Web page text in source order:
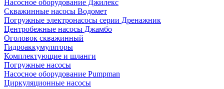
Насосное оборудование Джилекс
Скважинные насосы Водомет
Погружные электронасосы серии Дренажник
Центробежные насосы Джамбо
Оголовок скважинный
Гидроаккумуляторы
Комплектующие и шланги
Погружные насосы
Насосное оборудование Pumpman
Циркуляционные насосы